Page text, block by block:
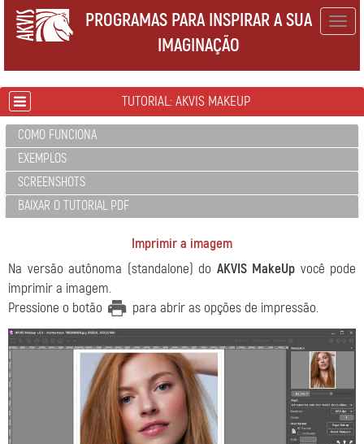
PROGRAMAS PARA INSPIRAR A SUA
IMAGINAÇÃO
TUTORIAL: AKVIS MAKEUP
COMO FUNCIONA
EXEMPLOS
SCREENSHOTS
BAIXAR O TUTORIAL PDF
Imprimir a imagem
Na versão autônoma (standalone) do AKVIS MakeUp você pode
imprimir a imagem.
Pressione o botão
para abrir as opções de impressão.